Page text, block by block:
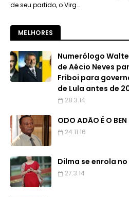
de seu partido, o Virg…
MELHORES
Numerólogo
de Aécio Neves
Friboi para
de Lula antes de
28.3.14
ODO ADÃO É O
24.11.16
Dilma se enrola
27.3.14